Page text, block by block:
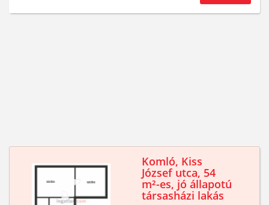
Komló, Kiss
József utca, 54
m²-es, jó állapotú
társasházi lakás